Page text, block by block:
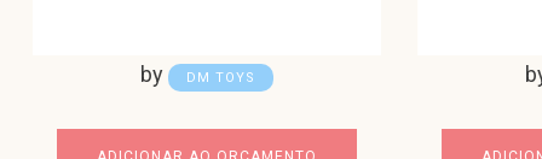
by DM TOYS